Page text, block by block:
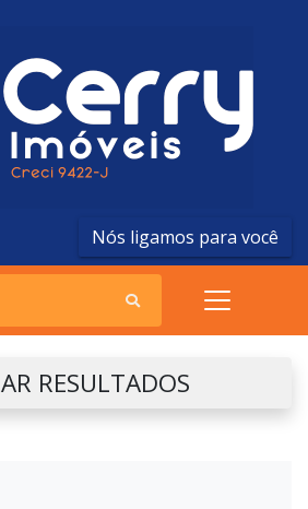
Nós ligamos para você
RESULTADOS